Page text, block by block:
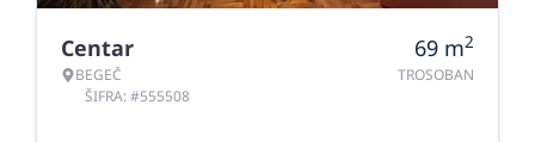
Centar
BEGEČ
ŠIFRA: #555508
69 m2
TROSOBAN